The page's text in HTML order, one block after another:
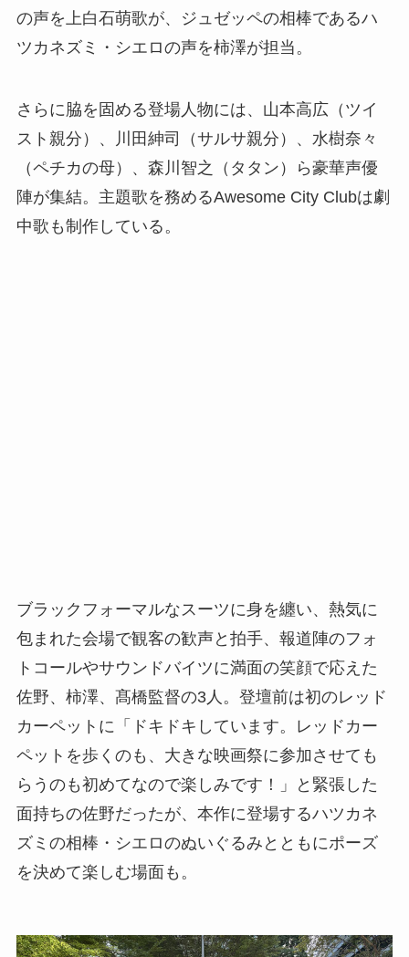
の声を上白石萌歌が、ジュゼッペの相棒であるハ
ツカネズミ・シエロの声を柿澤が担当。
さらに脇を固める登場人物には、山本高広（ツイ
スト親分）、川田紳司（サルサ親分）、水樹奈々
（ペチカの母）、森川智之（タタン）ら豪華声優
陣が集結。主題歌を務めるAwesome City Clubは劇
中歌も制作している。
ブラックフォーマルなスーツに身を纏い、熱気に
包まれた会場で観客の歓声と拍手、報道陣のフォ
トコールやサウンドバイツに満面の笑顔で応えた
佐野、柿澤、髙橋監督の3人。登壇前は初のレッド
カーペットに「ドキドキしています。レッドカー
ペットを歩くのも、大きな映画祭に参加させても
らうのも初めてなので楽しみです！」と緊張した
面持ちの佐野だったが、本作に登場するハツカネ
ズミの相棒・シエロのぬいぐるみとともにポーズ
を決めて楽しむ場面も。